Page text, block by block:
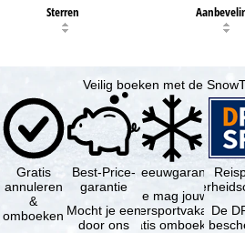
Sterren
Veilig boeken met de
Gratis
annuleren
&
omboeken
Best-Price-
garantie
Mocht je een
door ons
Sneeuwgarantie
Je mag jouw
wintersportvakantie
gratis omboeken
De